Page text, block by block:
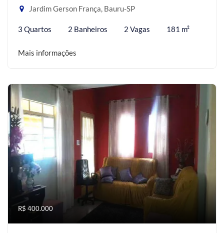
Jardim Gerson França, Bauru-SP
3 Quartos 2 Banheiros 2 Vagas 181 m²
Mais informações
R$ 400.000